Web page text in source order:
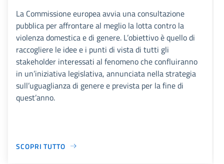
La Commissione europea avvia una consultazione
pubblica per affrontare al meglio la lotta contro la
violenza domestica e di genere. L’obiettivo è quello di
raccogliere le idee e i punti di vista di tutti gli
stakeholder interessati al fenomeno che confluiranno
in un’iniziativa legislativa, annunciata nella strategia
sull’uguaglianza di genere e prevista per la fine di
quest’anno.
SCOPRI TUTTO